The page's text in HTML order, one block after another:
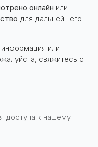
онлайн или
для дальнейшего
или
свяжитесь с
доступа к нашему